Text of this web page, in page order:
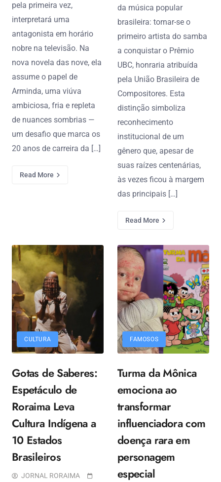
pela primeira vez,
interpretará uma
antagonista em horário
nobre na televisão. Na
nova novela das nove, ela
assume o papel de
Arminda, uma viúva
ambiciosa, fria e repleta
de nuances sombrias —
um desafio que marca os
20 anos de carreira da […]
Read More
da música popular
brasileira: tornar-se o
primeiro artista do samba
a conquistar o Prêmio
UBC, honraria atribuída
pela União Brasileira de
Compositores. Esta
distinção simboliza
reconhecimento
institucional de um
gênero que, apesar de
suas raízes centenárias,
às vezes ficou à margem
das principais […]
Read More
CULTURA
Gotas de Saberes:
Espetáculo de
Roraima Leva
Cultura Indígena a
10 Estados
Brasileiros
JORNAL RORAIMA
FAMOSOS
Turma da Mônica
emociona ao
transformar
influenciadora com
doença rara em
personagem
especial